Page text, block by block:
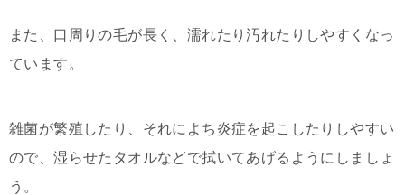
また、口周りの毛が長く、濡れたり汚れたりしやすくなっ
ています。
雑菌が繁殖したり、それによち炎症を起こしたりしやすい
ので、湿らせたタオルなどで拭いてあげるようにしましょ
う。